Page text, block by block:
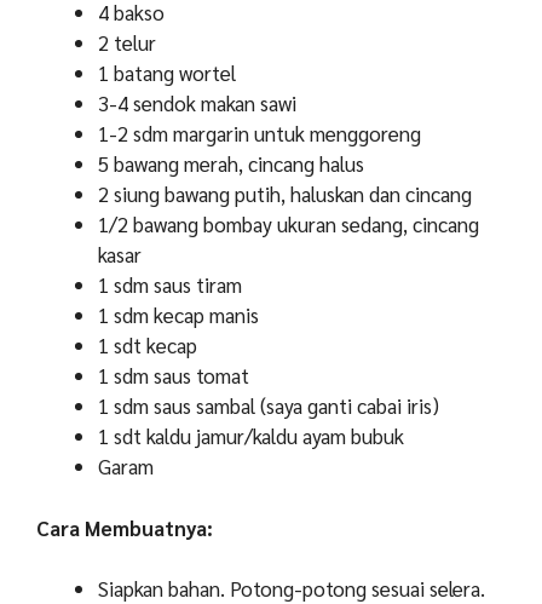
4 bakso
2 telur
1 batang wortel
3-4 sendok makan sawi
1-2 sdm margarin untuk menggoreng
5 bawang merah, cincang halus
2 siung bawang putih, haluskan dan cincang
1/2 bawang bombay ukuran sedang, cincang
kasar
1 sdm saus tiram
1 sdm kecap manis
1 sdt kecap
1 sdm saus tomat
1 sdm saus sambal (saya ganti cabai iris)
1 sdt kaldu jamur/kaldu ayam bubuk
Garam
Cara Membuatnya:
Siapkan bahan. Potong-potong sesuai selera.